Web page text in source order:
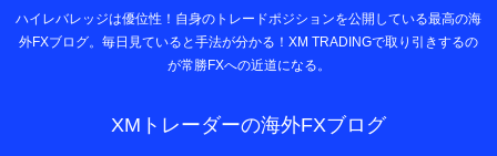
ハイレバレッジは優位性！自身のトレードポジションを公開している最高の海
外FXブログ。毎日見ていると手法が分かる！XM TRADINGで取り引きするの
が常勝FXへの近道になる。
XMトレーダーの海外FXブログ